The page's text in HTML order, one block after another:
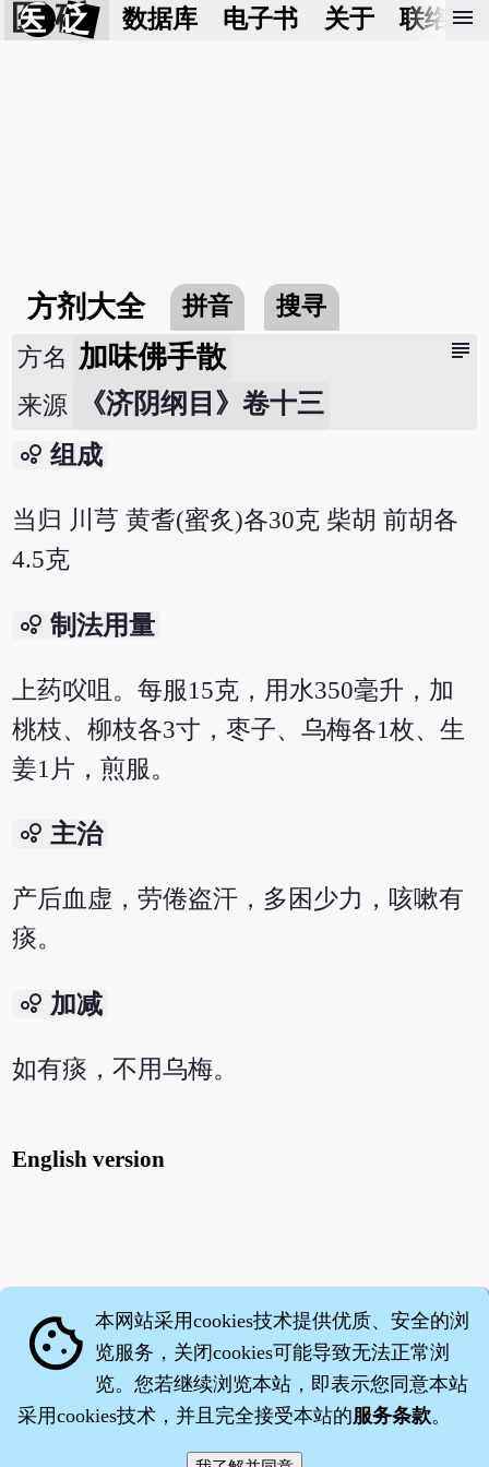
医 砭 数据库 电子书 关于 联络我
menu
方剂大全 拼音 搜寻
subject
方名 加味佛手散
来源 《济阴纲目》卷十三
bubble_chart 组成
当归 川芎 黄耆(蜜炙)各30克 柴胡 前胡各
4.5克
bubble_chart 制法用量
上药㕮咀。每服15克，用水350毫升，加
桃枝、柳枝各3寸，枣子、乌梅各1枚、生
姜1片，煎服。
bubble_chart 主治
产后血虚，劳倦盗汗，多困少力，咳嗽有
痰。
bubble_chart 加减
如有痰，不用乌梅。
English version
cookie 本网站采用cookies技术提供优质、安全的浏
览服务，关闭cookies可能导致无法正常浏
览。您若继续浏览本站，即表示您同意本站
采用cookies技术，并且完全接受本站的服务条款。